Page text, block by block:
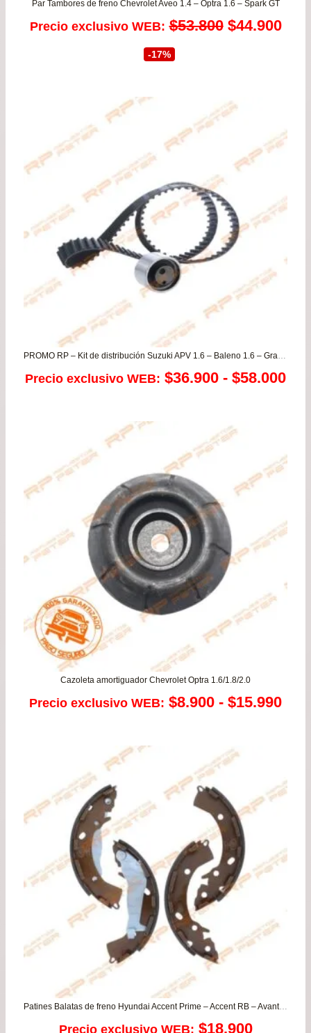
Par Tambores de freno Chevrolet Aveo 1.4 – Optra 1.6 – Spark GT
Precio exclusivo WEB: $53.800 El
era:
$53.800.
$44.900El
-17%
PROMO RP – Kit de distribución Suzuki APV 1.6 – Baleno 1.6 – Grand Vitara 1.6 – Swift 1.6 – Vitara 1.6
Precio exclusivo WEB: $36.900 - $58.000
Cazoleta amortiguador Chevrolet Optra 1.6/1.8/2.0
Precio exclusivo WEB: $8.900 - $15.990
Patines Balatas de freno Hyundai Accent Prime – Accent RB – Avante – Elantra – Getz – I10 / Kia Cerato – Rio 3/4/5 – Soluto – Soul
Precio exclusivo WEB: $18.900